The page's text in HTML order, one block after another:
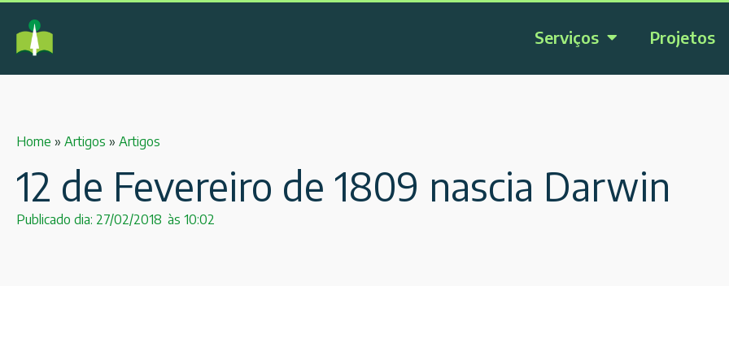
Serviços Projetos
Home » Artigos » Artigos
12 de Fevereiro de 1809 nascia Darwin
Publicado dia: 27/02/2018 às 10:02